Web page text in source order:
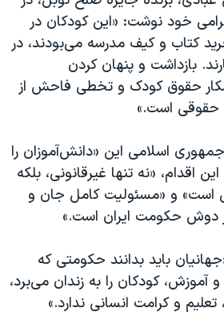
خود نوشت: «این کودکان در
کتاب و کیف مدرسه می‌بودند، در
بازداشت و پنهان کردن
حقوق کودک و تخطی فاحش از
حقوقی است.»
اسلامی این «دانش‌آموزان را
اقدام، «نه تنها غیرقانونی، بلکه
است» و «مسئولیت کامل جان و
دوش حکومت ایران است.»
باید بدانند حکومتی که
کودکان را به زندان می‌برد،
و کرامت انسانی ندارد.»